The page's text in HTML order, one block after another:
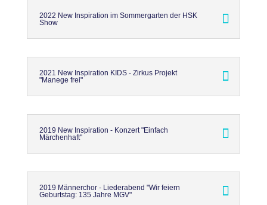
2022 New Inspiration im Sommergarten der HSK
Show
2021 New Inspiration KIDS - Zirkus Projekt
"Manege frei"
2019 New Inspiration - Konzert "Einfach
Märchenhaft"
2019 Männerchor - Liederabend "Wir feiern
Geburtstag: 135 Jahre MGV"